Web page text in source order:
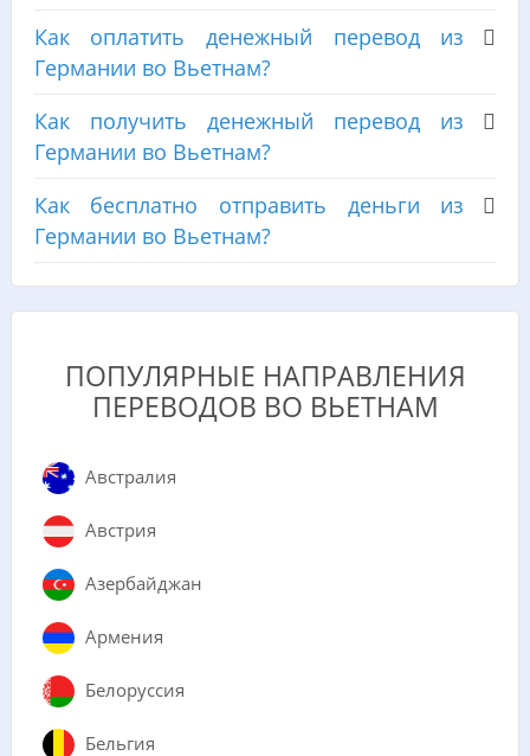
Как оплатить денежный перевод из
Германии во Вьетнам?
Как получить денежный перевод из
Германии во Вьетнам?
Как бесплатно отправить деньги из
Германии во Вьетнам?
ПОПУЛЯРНЫЕ НАПРАВЛЕНИЯ
ПЕРЕВОДОВ ВО ВЬЕТНАМ
Австралия
Австрия
Азербайджан
Армения
Белоруссия
Бельгия